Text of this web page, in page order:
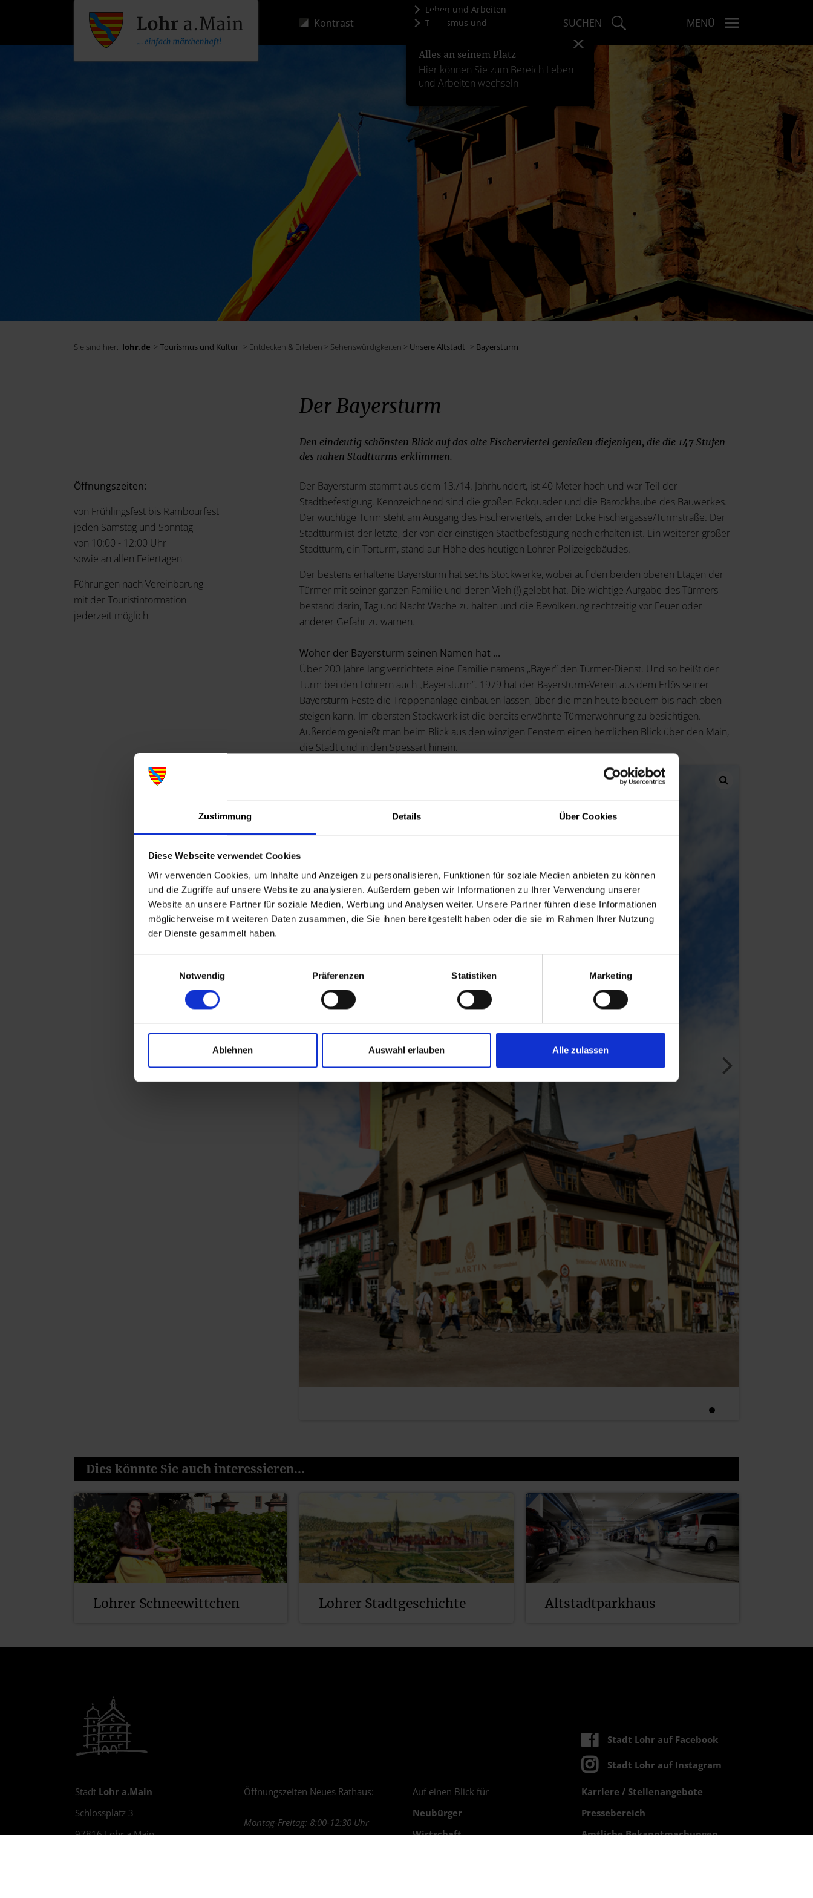
Zustimmung Details Über Cookies
Diese Webseite verwendet Cookies
Wir verwenden Cookies, um Inhalte und Anzeigen zu personalisieren, Funktionen für soziale Medien anbieten zu können
und die Zugriffe auf unsere Website zu analysieren. Außerdem geben wir Informationen zu Ihrer Verwendung unserer
Website an unsere Partner für soziale Medien, Werbung und Analysen weiter. Unsere Partner führen diese Informationen
möglicherweise mit weiteren Daten zusammen, die Sie ihnen bereitgestellt haben oder die sie im Rahmen Ihrer Nutzung
der Dienste gesammelt haben.
Notwendig
Präferenzen Statistiken Marketing
Ablehnen Auswahl erlauben Alle zulassen
Kontrast
Leben und Arbeiten
Alles an seinem Platz
Hier können Sie zum Bereich Leben
und Arbeiten wechseln
x
Tourismus und
SUCHEN MENÜ
Sie sind hier: lohr.de > Tourismus und Kultur > Entdecken & Erleben > Sehenswürdigkeiten > Unsere Altstadt > Bayersturm
Der Bayersturm
Den eindeutig schönsten Blick auf das alte Fischerviertel genießen diejenigen, die die 147 Stufen
des nahen Stadtturms erklimmen.
Öffnungszeiten:
von Frühlingsfest bis Rambourfest
jeden Samstag und Sonntag
von 10:00 - 12:00 Uhr
sowie an allen Feiertagen
Führungen nach Vereinbarung
mit der Touristinformation
jederzeit möglich
Der Bayersturm stammt aus dem 13./14. Jahrhundert, ist 40 Meter hoch und war Teil der
Stadtbefestigung. Kennzeichnend sind die großen Eckquader und die Barockhaube des Bauwerkes.
Der wuchtige Turm steht am Ausgang des Fischerviertels, an der Ecke Fischergasse/Turmstraße. Der
Stadtturm ist der letzte, der von der einstigen Stadtbefestigung noch erhalten ist. Ein weiterer großer
Stadtturm, ein Torturm, stand auf Höhe des heutigen Lohrer Polizeigebäudes.
Der bestens erhaltene Bayersturm hat sechs Stockwerke, wobei auf den beiden oberen Etagen der
Türmer mit seiner ganzen Familie und deren Vieh (!) gelebt hat. Die wichtige Aufgabe des Türmers
bestand darin, Tag und Nacht Wache zu halten und die Bevölkerung rechtzeitig vor Feuer oder
anderer Gefahr zu warnen.
Woher der Bayersturm seinen Namen hat ...
Über 200 Jahre lang verrichtete eine Familie namens „Bayer“ den Türmer-Dienst. Und so heißt der
Turm bei den Lohrern auch „Bayersturm“. 1979 hat der Bayersturm-Verein aus dem Erlös seiner
Bayersturm-Feste die Treppenanlage einbauen lassen, über die man heute bequem bis nach oben
steigen kann. Im obersten Stockwerk ist die bereits erwähnte Türmerwohnung zu besichtigen.
Außerdem genießt man beim Blick aus den winzigen Fenstern einen herrlichen Blick über den Main,
die Stadt und in den Spessart hinein.
Dies könnte Sie auch interessieren...
Lohrer Schneewittchen Lohrer Stadtgeschichte Altstadtparkhaus
Stadt Lohr auf Facebook
Stadt Lohr auf Instagram
Stadt Lohr a.Main
Schlossplatz 3
97816 Lohr a.Main
Öffnungszeiten Neues Rathaus:
Montag-Freitag: 8:00-12:30 Uhr
Auf einen Blick für
Neubürger
Wirtschaft
Karriere / Stellenangebote
Pressebereich
Amtliche Bekanntmachungen